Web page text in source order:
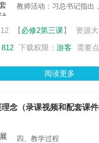
教师活动：习总书记指出
潜力，要推动形成以国内
我们一起围绕“如何推动
局”为中心话题，通过分析
环如何体现建设现代化经
济体系的原因”两个分议
案。
环节的议学活动做好铺垫
【必修2第三课】 资源大
812 下载权限： 游客 需要
阅读更多
念（录课视频和配套课
四、教学过程